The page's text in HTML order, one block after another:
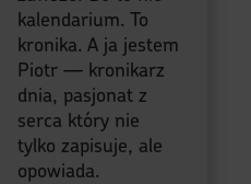
kalendarium. To
kronika. A ja jestem
Piotr — kronikarz
dnia, pasjonat z
serca który nie
tylko zapisuje, ale
opowiada.